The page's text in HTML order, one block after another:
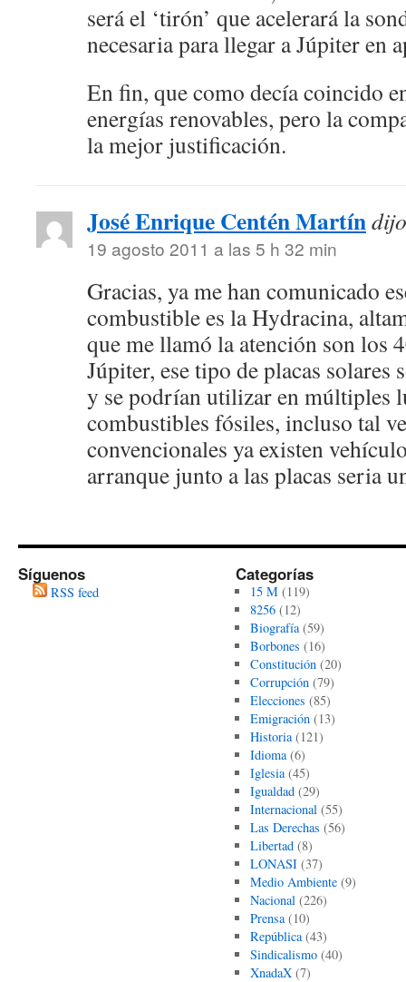
será el ‘tirón’ que acelerará la
necesaria para llegar a Júpiter en
En fin, que como decía coincido
energías renovables, pero la
la mejor justificación.
José Enrique Centén Martín
19 agosto 2011 a las 5 h 32 min
Gracias, ya me han comunicado
combustible es la Hydracina,
que me llamó la atención son los
Júpiter, ese tipo de placas solares
y se podrían utilizar en múltiples
combustibles fósiles, incluso tal
convencionales ya existen
arranque junto a las placas seria
Síguenos
RSS feed
Categorías
15 M(119)
8256(12)
Biografía(59)
Borbones (16)
Constitución(20)
Corrupción(79)
Elecciones (85)
Emigración(13)
Historia(121)
Idioma(6)
Iglesia(45)
Igualdad(29)
Internacional(55)
Las Derechas (56)
Libertad(8)
LONASI(37)
Medio Ambiente(9)
Nacional(226)
Prensa(10)
República(43)
Sindicalismo(40)
XnadaX(7)